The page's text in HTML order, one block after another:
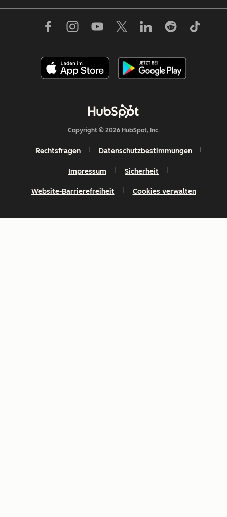
Copyright © 2026 HubSpot, Inc.
Rechtsfragen Datenschutzbestimmungen
Impressum Sicherheit
Website-Barrierefreiheit Cookies verwalten